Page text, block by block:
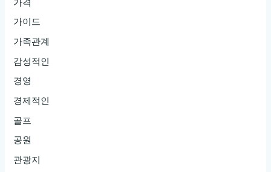
가격
가이드
가족관계
감성적인
경영
경제적인
골프
공원
관광지